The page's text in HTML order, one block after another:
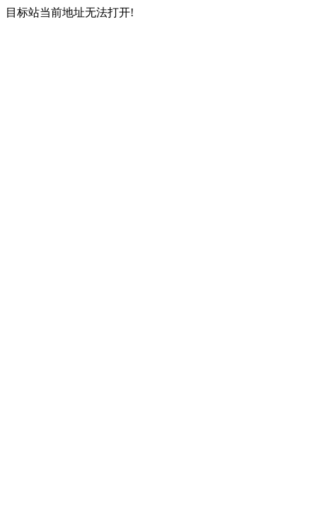
目标站当前地址无法打开!